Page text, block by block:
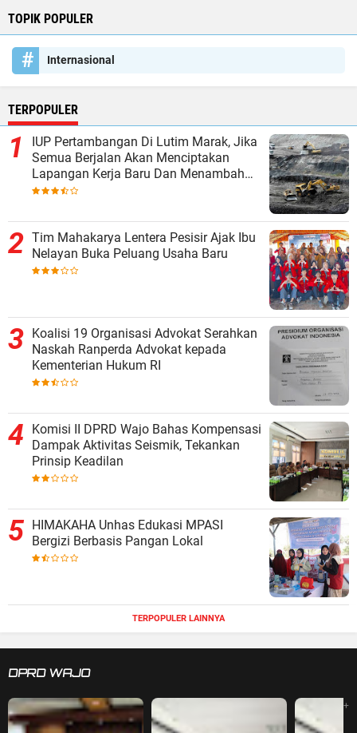
TOPIK POPULER
Internasional
TERPOPULER
IUP Pertambangan Di Lutim Marak, Jika
Semua Berjalan Akan Menciptakan
Lapangan Kerja Baru Dan Menambah
Pendapatan Daerah
Tim Mahakarya Lentera Pesisir Ajak Ibu
Nelayan Buka Peluang Usaha Baru
Koalisi 19 Organisasi Advokat Serahkan
Naskah Ranperda Advokat kepada
Kementerian Hukum RI
Komisi II DPRD Wajo Bahas Kompensasi
Dampak Aktivitas Seismik, Tekankan
Prinsip Keadilan
HIMAKAHA Unhas Edukasi MPASI
Bergizi Berbasis Pangan Lokal
TERPOPULER LAINNYA
DPRD WAJO
+